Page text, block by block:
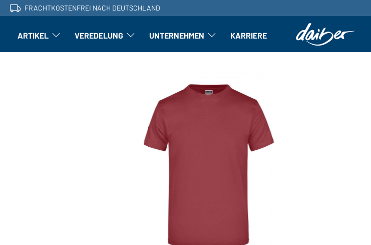
FRACHTKOSTENFREI NACH DEUTSCHLAND
ARTIKEL Artikel: Untermenü öffnen
VEREDELUNG Veredelung: Untermenü öffnen
UNTERNEHMEN Unternehmen: Untermenü öffnen
KARRIERE